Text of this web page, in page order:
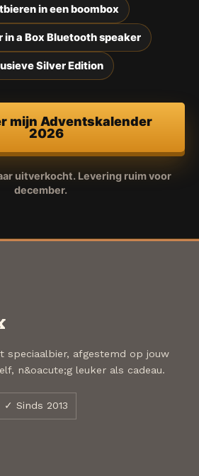
in een boombox
in a Box Bluetooth speaker
Silver Edition
mijn Adventskalender
2026
uitverkocht. Levering ruim voor
december.
speciaalbier, afgestemd op jouw
n&oacute;g leuker als cadeau.
✓ Sinds 2013